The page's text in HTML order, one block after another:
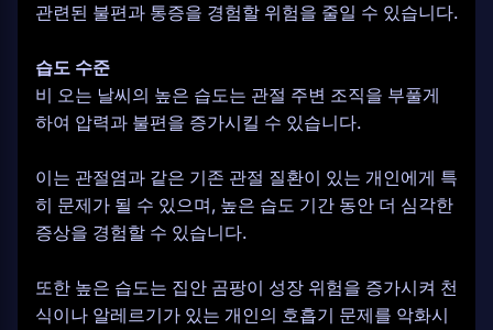
관련된 불편과 통증을 경험할 위험을 줄일 수 있습니다.
습도 수준
비 오는 날씨의 높은 습도는 관절 주변 조직을 부풀게
하여 압력과 불편을 증가시킬 수 있습니다.
이는 관절염과 같은 기존 관절 질환이 있는 개인에게 특
히 문제가 될 수 있으며, 높은 습도 기간 동안 더 심각한
증상을 경험할 수 있습니다.
또한 높은 습도는 집안 곰팡이 성장 위험을 증가시켜 천
식이나 알레르기가 있는 개인의 호흡기 문제를 악화시